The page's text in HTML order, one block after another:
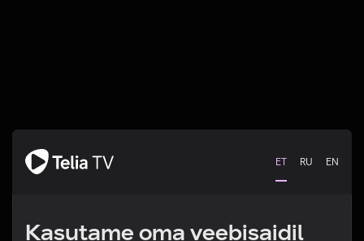
ET RU EN
Kasutame oma veebisaidil